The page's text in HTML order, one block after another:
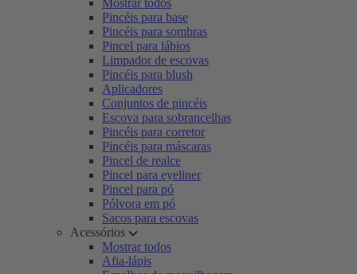
Mostrar todos
Pincéis para base
Pincéis para sombras
Pincel para lábios
Limpador de escovas
Pincéis para blush
Aplicadores
Conjuntos de pincéis
Escova para sobrancelhas
Pincéis para corretor
Pincéis para máscaras
Pincel de realce
Pincel para eyeliner
Pincel para pó
Pólvora em pó
Sacos para escovas
Acessórios
Mostrar todos
Afia-lápis